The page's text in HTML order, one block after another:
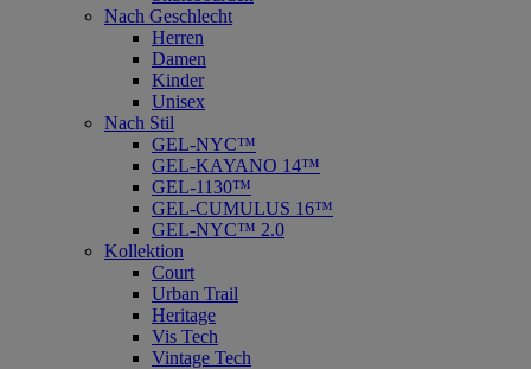
Nach Geschlecht
Herren
Damen
Kinder
Unisex
Nach Stil
GEL-NYC™
GEL-KAYANO 14™
GEL-1130™
GEL-CUMULUS 16™
GEL-NYC™ 2.0
Kollektion
Court
Urban Trail
Heritage
Vis Tech
Vintage Tech